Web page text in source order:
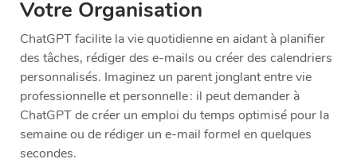
Votre Organisation
ChatGPT facilite la vie quotidienne en aidant à planifier
des tâches, rédiger des e-mails ou créer des calendriers
personnalisés. Imaginez un parent jonglant entre vie
professionnelle et personnelle : il peut demander à
ChatGPT de créer un emploi du temps optimisé pour la
semaine ou de rédiger un e-mail formel en quelques
secondes.